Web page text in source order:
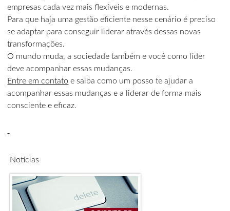
empresas cada vez mais flexíveis e modernas.
Para que haja uma gestão eficiente nesse cenário é preciso
se adaptar para conseguir liderar através dessas novas
transformações.
O mundo muda, a sociedade também e você como líder
deve acompanhar essas mudanças.
Entre em contato e saiba como um posso te ajudar a
acompanhar essas mudanças e a liderar de forma mais
consciente e eficaz.
Notícias